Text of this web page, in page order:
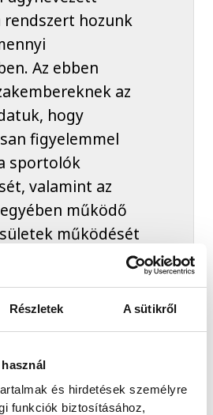
Részletek A sütikről
és hirdetések személyre
funkciók biztosításához,
hozunk
Az ebben
az
hogy
figyelemmel
sportolók
valamint az
működő
működését
ezekről pedig
beszámolókat